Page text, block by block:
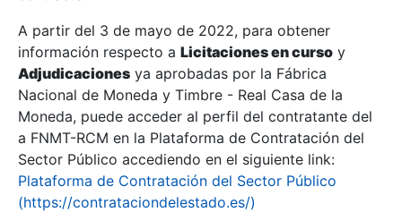
Show/Hide
Show/Hide
A partir del 3 de mayo de 2022, para obtener
información respecto a Licitaciones en curso y
Adjudicaciones ya aprobadas por la Fábrica
Nacional de Moneda y Timbre - Real Casa de la
Moneda, puede acceder al perfil del contratante del
a FNMT-RCM en la Plataforma de Contratación del
Sector Público accediendo en el siguiente link:
Plataforma de Contratación del Sector Público
(https://contrataciondelestado.es/)